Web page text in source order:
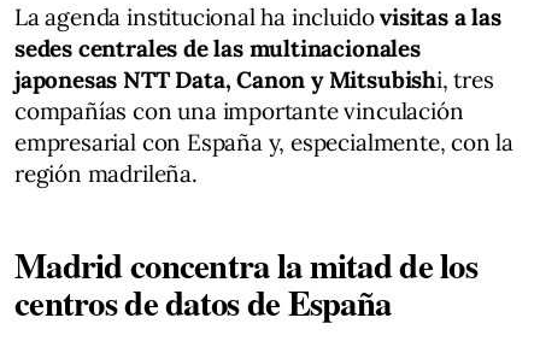
La agenda institucional ha incluidovisitas a las
sedes centrales de las multinacionales
japonesas NTT Data, Canon y Mitsubishi, tres
compañías con una importante vinculación
empresarial con España y, especialmente, con la
región madrileña.
Madrid concentra la mitad de los
centros de datos de España